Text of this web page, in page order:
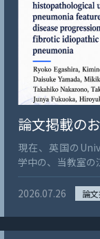
論文掲載の
現在、英国の
学中の、当教室の
文が、欧州放
Radiology』に掲
usual interstitial
disease
2026.07.26 論